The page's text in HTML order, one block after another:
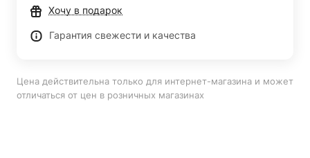
Хочу в подарок
Гарантия свежести и качества
Цена действительна только для интернет-магазина и может
отличаться от цен в розничных магазинах